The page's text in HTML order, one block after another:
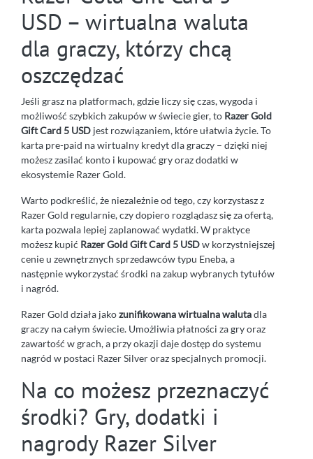
USD – wirtualna waluta
dla graczy, którzy chcą
oszczędzać
Jeśli grasz na platformach, gdzie liczy się czas, wygoda i
możliwość szybkich zakupów w świecie gier, to Razer Gold
Gift Card 5 USD jest rozwiązaniem, które ułatwia życie. To
karta pre-paid na wirtualny kredyt dla graczy – dzięki niej
możesz zasilać konto i kupować gry oraz dodatki w
ekosystemie Razer Gold.
Warto podkreślić, że niezależnie od tego, czy korzystasz z
Razer Gold regularnie, czy dopiero rozglądasz się za ofertą,
karta pozwala lepiej zaplanować wydatki. W praktyce
możesz kupić Razer Gold Gift Card 5 USDw korzystniejszej
cenie u zewnętrznych sprzedawców typu Eneba, a
następnie wykorzystać środki na zakup wybranych tytułów
i nagród.
Razer Gold działa jakozunifikowana wirtualna walutadla
graczy na całym świecie. Umożliwia płatności za gry oraz
zawartość w grach, a przy okazji daje dostęp do systemu
nagród w postaci Razer Silver oraz specjalnych promocji.
Na co możesz przeznaczyć
środki? Gry, dodatki i
nagrody Razer Silver